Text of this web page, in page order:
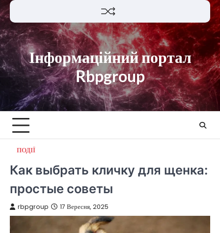
Перейти
до
вмісту
Інформаційний портал
Rbpgroup
ПОДІЇ
Как выбрать кличку для щенка:
простые советы
rbpgroup 17 Вересня, 2025